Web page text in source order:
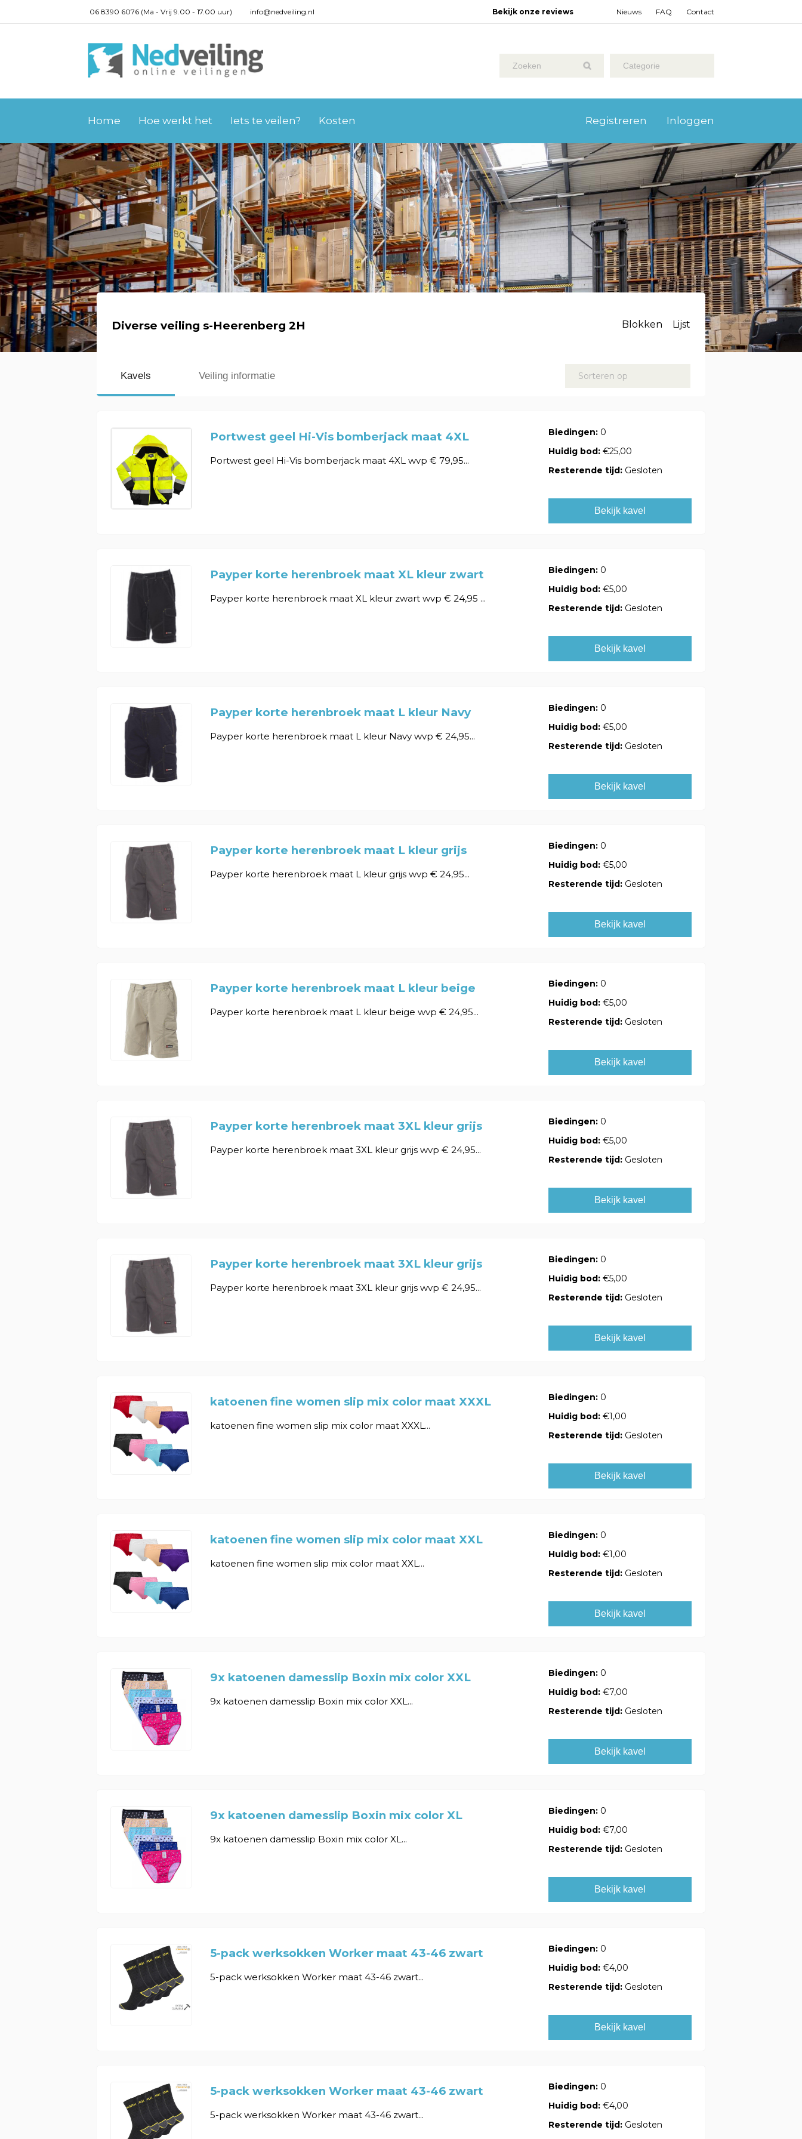
06 8390 6076 (Ma - Vrij 9.00 - 17.00 uur) info@nedveiling.nl Contact
FAQ
Nieuws
Bekijk onze reviews
Categorie
Home Hoe werkt het Iets te veilen? Kosten Inloggen
Registreren
Diverse veiling s-Heerenberg 2H Blokken Lijst
Kavels Veiling informatie Sorteren op
Portwest geel Hi-Vis bomberjack maat 4XL
Portwest geel Hi-Vis bomberjack maat 4XL wvp € 79,95...
Biedingen: 0
Huidig bod:€25,00
Resterende tijd: Gesloten
Bekijk kavel
Payper korte herenbroek maat XL kleur zwart
Payper korte herenbroek maat XL kleur zwart wvp € 24,95 ...
Biedingen: 0
Huidig bod:€5,00
Resterende tijd: Gesloten
Bekijk kavel
Payper korte herenbroek maat L kleur Navy
Payper korte herenbroek maat L kleur Navy wvp € 24,95...
Biedingen: 0
Huidig bod:€5,00
Resterende tijd: Gesloten
Bekijk kavel
Payper korte herenbroek maat L kleur grijs
Payper korte herenbroek maat L kleur grijs wvp € 24,95...
Biedingen: 0
Huidig bod:€5,00
Resterende tijd: Gesloten
Bekijk kavel
Payper korte herenbroek maat L kleur beige
Payper korte herenbroek maat L kleur beige wvp € 24,95...
Biedingen: 0
Huidig bod:€5,00
Resterende tijd: Gesloten
Bekijk kavel
Payper korte herenbroek maat 3XL kleur grijs
Payper korte herenbroek maat 3XL kleur grijs wvp € 24,95...
Biedingen: 0
Huidig bod:€5,00
Resterende tijd: Gesloten
Bekijk kavel
Payper korte herenbroek maat 3XL kleur grijs
Payper korte herenbroek maat 3XL kleur grijs wvp € 24,95...
Biedingen: 0
Huidig bod:€5,00
Resterende tijd: Gesloten
Bekijk kavel
katoenen fine women slip mix color maat XXXL
katoenen fine women slip mix color maat XXXL...
Biedingen: 0
Huidig bod:€1,00
Resterende tijd: Gesloten
Bekijk kavel
katoenen fine women slip mix color maat XXL
katoenen fine women slip mix color maat XXL...
Biedingen: 0
Huidig bod:€1,00
Resterende tijd: Gesloten
Bekijk kavel
9x katoenen damesslip Boxin mix color XXL
9x katoenen damesslip Boxin mix color XXL...
Biedingen: 0
Huidig bod:€7,00
Resterende tijd: Gesloten
Bekijk kavel
9x katoenen damesslip Boxin mix color XL
9x katoenen damesslip Boxin mix color XL...
Biedingen: 0
Huidig bod:€7,00
Resterende tijd: Gesloten
Bekijk kavel
5-pack werksokken Worker maat 43-46 zwart
5-pack werksokken Worker maat 43-46 zwart...
Biedingen: 0
Huidig bod:€4,00
Resterende tijd: Gesloten
Bekijk kavel
5-pack werksokken Worker maat 43-46 zwart
5-pack werksokken Worker maat 43-46 zwart...
Biedingen: 0
Huidig bod:€4,00
Resterende tijd: Gesloten